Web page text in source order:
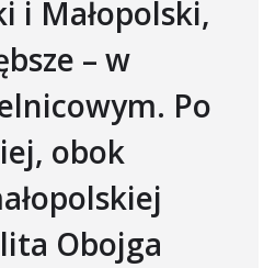
i Małopolski,
– w
Po
obok
Obojga